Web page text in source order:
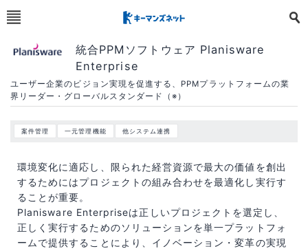
統合PPMソフトウェア Planisware
Enterprise
ユーザー企業のビジョン実現を促進する、PPMプラットフォームの業
界リーダー・グローバルスタンダード（※）
案件管理 一元管理機能 他システム連携
環境変化に適応し、限られた経営資源で最大の価値を創出
するためにはプロジェクトの組み合わせを最適化し実行す
ることが重要。
Planisware Enterpriseは正しいプロジェクトを選定し、
正しく実行するためのソリューションを単一プラットフォ
ームで提供することにより、イノベーション・変革の実現